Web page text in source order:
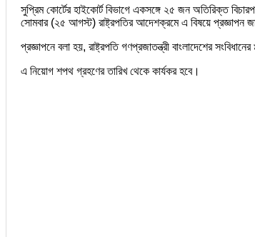
সুপ্রিম কোর্টের হাইকোর্ট বিভাগে একসঙ্গে ২৫ জন অতিরিক্ত
সোমবার (২৫ আগস্ট) রাষ্ট্রপতির আদেশক্রমে এ বিষয়ে প্রজ্ঞাপন
প্রজ্ঞাপনে বলা হয়, রাষ্ট্রপতি গণপ্রজাতন্ত্রী বাংলাদেশের
এ নিয়োগ শপথ গ্রহণের তারিখ থেকে কার্যকর হবে।